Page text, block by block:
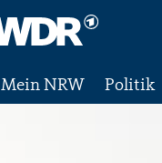
Mein NRW Politik